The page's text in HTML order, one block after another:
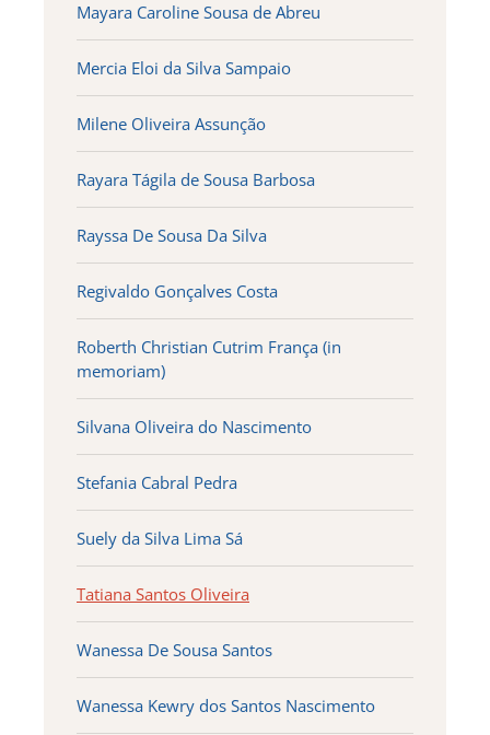
Mayara Caroline Sousa de Abreu
Mercia Eloi da Silva Sampaio
Milene Oliveira Assunção
Rayara Tágila de Sousa Barbosa
Rayssa De Sousa Da Silva
Regivaldo Gonçalves Costa
Roberth Christian Cutrim França (in
memoriam)
Silvana Oliveira do Nascimento
Stefania Cabral Pedra
Suely da Silva Lima Sá
Tatiana Santos Oliveira
Wanessa De Sousa Santos
Wanessa Kewry dos Santos Nascimento